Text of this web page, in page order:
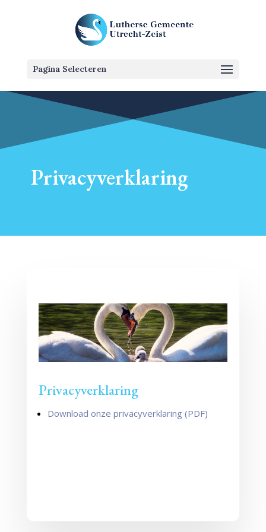
Pagina Selecteren
Privacyverklaring
Privacyverklaring
Download onze privacyverklaring (PDF)